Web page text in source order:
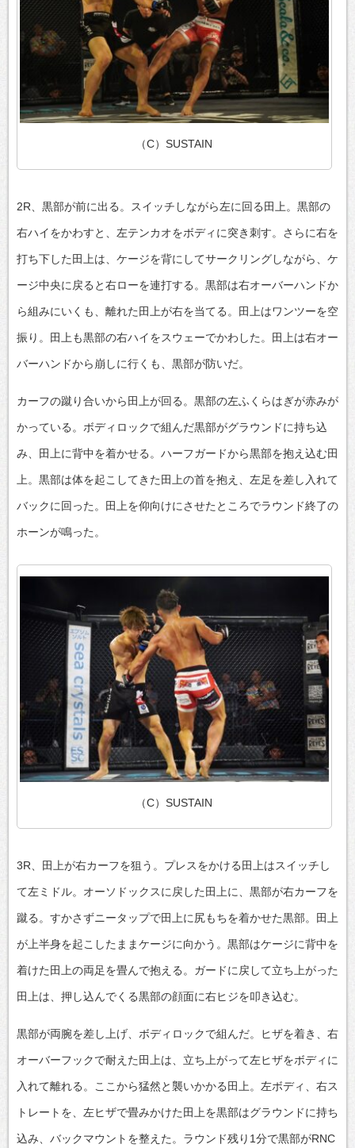
（C）SUSTAIN
2R、黒部が前に出る。スイッチしながら左に回る田上。黒部の
右ハイをかわすと、左テンカオをボディに突き刺す。さらに右を
打ち下した田上は、ケージを背にしてサークリングしながら、ケ
ージ中央に戻ると右ローを連打する。黒部は右オーバーハンドか
ら組みにいくも、離れた田上が右を当てる。田上はワンツーを空
振り。田上も黒部の右ハイをスウェーでかわした。田上は右オー
バーハンドから崩しに行くも、黒部が防いだ。
カーフの蹴り合いから田上が回る。黒部の左ふくらはぎが赤みが
かっている。ボディロックで組んだ黒部がグラウンドに持ち込
み、田上に背中を着かせる。ハーフガードから黒部を抱え込む田
上。黒部は体を起こしてきた田上の首を抱え、左足を差し入れて
バックに回った。田上を仰向けにさせたところでラウンド終了の
ホーンが鳴った。
（C）SUSTAIN
3R、田上が右カーフを狙う。プレスをかける田上はスイッチし
て左ミドル。オーソドックスに戻した田上に、黒部が右カーフを
蹴る。すかさずニータップで田上に尻もちを着かせた黒部。田上
が上半身を起こしたままケージに向かう。黒部はケージに背中を
着けた田上の両足を畳んで抱える。ガードに戻して立ち上がった
田上は、押し込んでくる黒部の顔面に右ヒジを叩き込む。
黒部が両腕を差し上げ、ボディロックで組んだ。ヒザを着き、右
オーバーフックで耐えた田上は、立ち上がって左ヒザをボディに
入れて離れる。ここから猛然と襲いかかる田上。左ボディ、右ス
トレートを、左ヒザで畳みかけた田上を黒部はグラウンドに持ち
込み、バックマウントを整えた。ラウンド残り1分で黒部がRNC